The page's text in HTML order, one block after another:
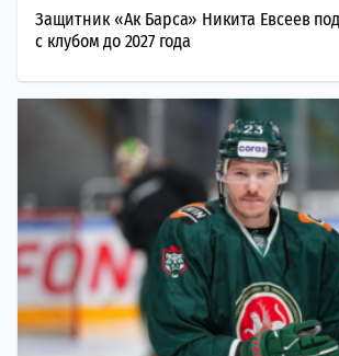
Защитник «Ак Барса» Никита Евсеев
с клубом до 2027 года